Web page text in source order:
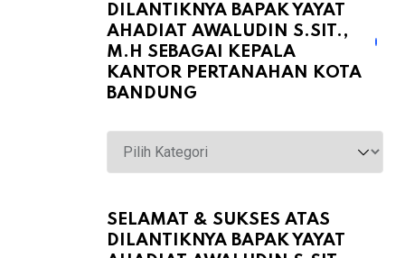
DILANTIKNYA BAPAK YAYAT
AHADIAT AWALUDIN S.SIT.,
M.H SEBAGAI KEPALA
KANTOR PERTANAHAN KOTA
BANDUNG
Selamat
&
atas
Dilantiknya
SELAMAT & SUKSES ATAS
DILANTIKNYA BAPAK YAYAT